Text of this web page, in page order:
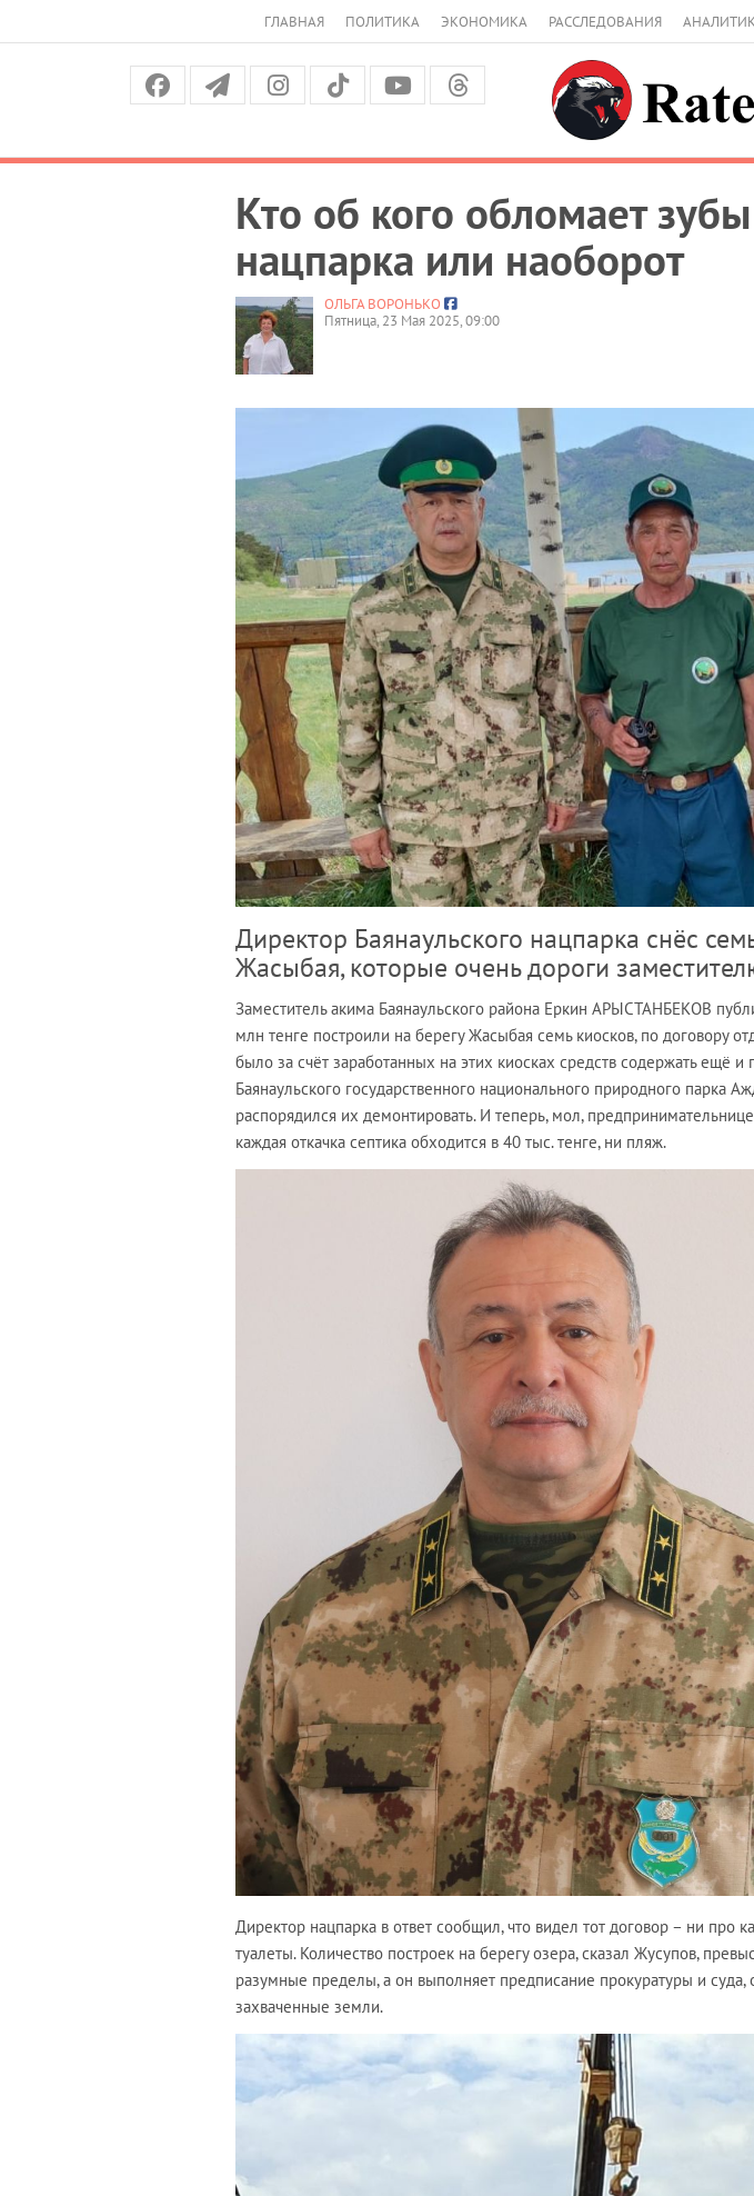
ГЛАВНАЯ ПОЛИТИКА ЭКОНОМИКА РАССЛЕДОВАНИЯ
Кто об кого обломает
нацпарка или наоборот
ОЛЬГА ВОРОНЬКО
Пятница, 23 Мая 2025, 09:00
Директор Баянаульского нацпарка снёс
Жасыбая, которые очень дороги
Заместитель акима Баянаульского района Еркин АРЫСТАНБЕКОВ
млн тенге построили на берегу Жасыбая семь киосков, по договору
было за счёт заработанных на этих киосках средств содержать ещё
Баянаульского государственного национального природного парка
распорядился их демонтировать. И теперь, мол,
каждая откачка септика обходится в 40 тыс. тенге, ни пляж.
Директор нацпарка в ответ сообщил, что видел тот договор – ни про
туалеты. Количество построек на берегу озера, сказал Жусупов,
разумные пределы, а он выполняет предписание прокуратуры и суда,
захваченные земли.